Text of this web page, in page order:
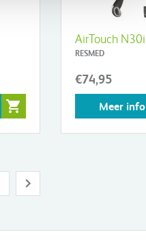
AirTouch
RESMED
€74,95
Meer